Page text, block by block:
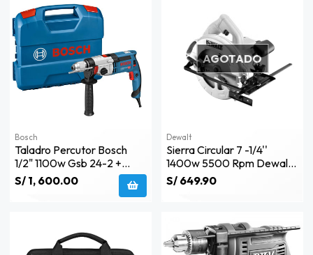
Bosch
Taladro Percutor Bosch
1/2" 1100w Gsb 24-2 +
Maleta - 0601.19c.8e0
S/ 1, 600.00
AGOTADO
Dewalt
Sierra Circular 7 -1/4''
1400w 5500 Rpm Dewalt
Dwe560-B2c
S/ 649.90